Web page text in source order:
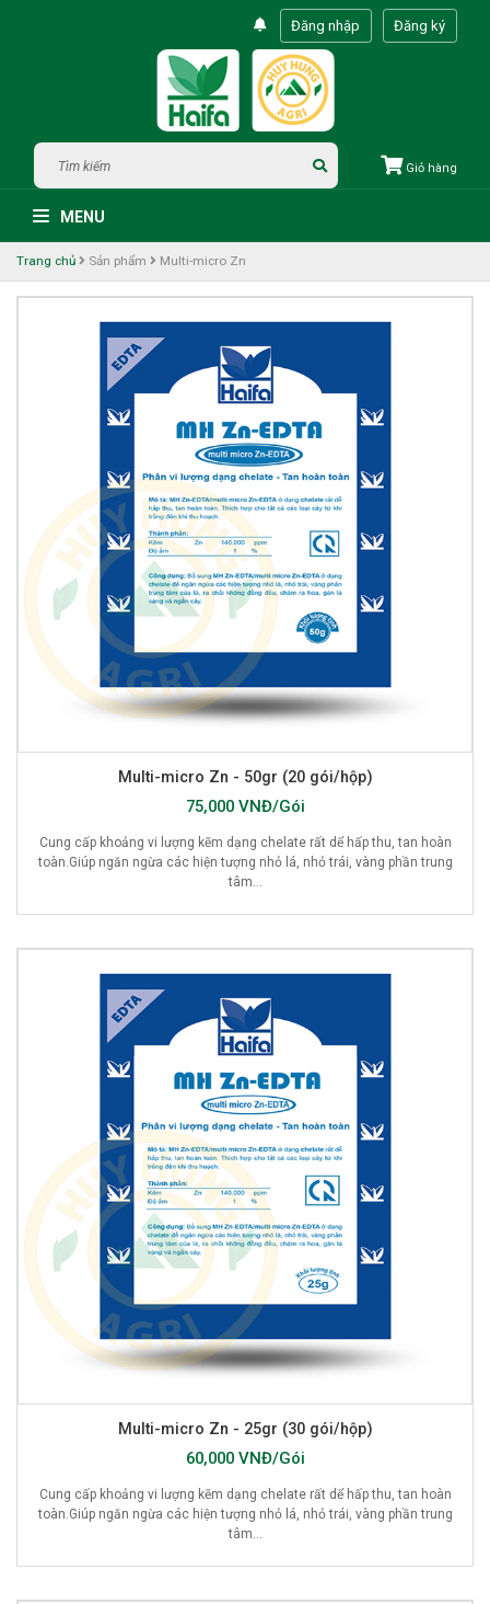
Đăng nhập Đăng ký
Giỏ hàng
MENU
Trang chủ Sản phẩm Multi-micro Zn
Multi-micro Zn - 50gr (20 gói/hộp)
75,000 VNĐ/Gói
Cung cấp khoảng vi lượng kẽm dạng chelate rất dể hấp thu, tan hoàn
toàn.Giúp ngăn ngừa các hiện tượng nhỏ lá, nhỏ trái, vàng phần trung
tâm...
Multi-micro Zn - 25gr (30 gói/hộp)
60,000 VNĐ/Gói
Cung cấp khoảng vi lượng kẽm dạng chelate rất dể hấp thu, tan hoàn
toàn.Giúp ngăn ngừa các hiện tượng nhỏ lá, nhỏ trái, vàng phần trung
tâm...